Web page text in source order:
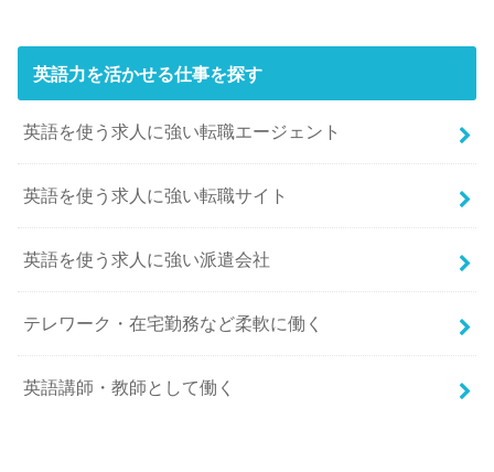
英語力を活かせる仕事を探す
英語を使う求人に強い転職エージェント
英語を使う求人に強い転職サイト
英語を使う求人に強い派遣会社
テレワーク・在宅勤務など柔軟に働く
英語講師・教師として働く